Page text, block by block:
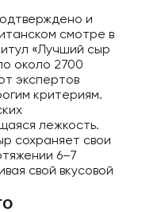
и
смотре в
«Лучший сыр
около 2700
экспертов
критериям.
лежкость.
сохраняет свои
6–7
свой вкусовой